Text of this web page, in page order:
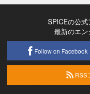
SPICEの公
最新のエン
Follow on Facebook
RSS